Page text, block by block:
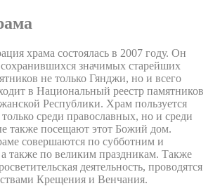
храма состоялась в 2007 году. Он
сохранившихся значимых старейших
не только Гянджи, но и всего
в Национальный реестр памятников
Республики. Храм пользуется
среди православных, но и среди
также посещают этот Божий дом.
совершаются по субботним и
также по великим праздникам. Также
деятельность, проводятся
Крещения и Венчания.